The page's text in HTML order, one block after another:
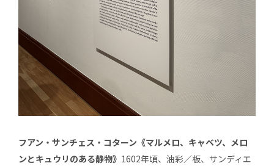
フアン・サンチェス・コターン《マルメロ、キャベツ、メロ
ンとキュウリのある静物》 1602年頃、油彩／板、サンディエ